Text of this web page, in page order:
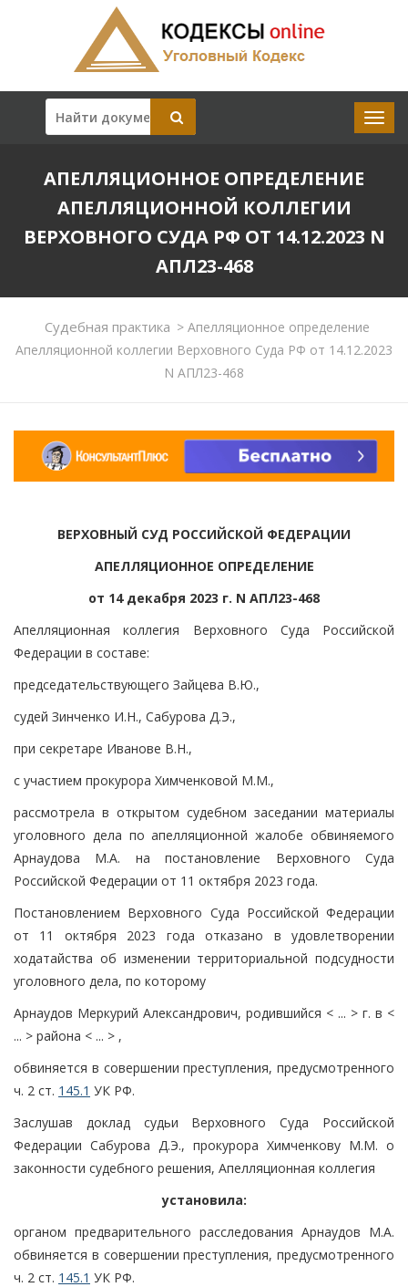
АПЕЛЛЯЦИОННОЕ ОПРЕДЕЛЕНИЕ
АПЕЛЛЯЦИОННОЙ КОЛЛЕГИИ
ВЕРХОВНОГО СУДА РФ ОТ 14.12.2023 N
АПЛ23-468
Судебная практика > Апелляционное определение
Апелляционной коллегии Верховного Суда РФ от 14.12.2023
N АПЛ23-468
ВЕРХОВНЫЙ СУД РОССИЙСКОЙ ФЕДЕРАЦИИ
АПЕЛЛЯЦИОННОЕ ОПРЕДЕЛЕНИЕ
от 14 декабря 2023 г. N АПЛ23-468
Апелляционная коллегия Верховного Суда Российской
Федерации в составе:
председательствующего Зайцева В.Ю.,
судей Зинченко И.Н., Сабурова Д.Э.,
при секретаре Иванове В.Н.,
с участием прокурора Химченковой М.М.,
рассмотрела в открытом судебном заседании материалы
уголовного дела по апелляционной жалобе обвиняемого
Арнаудова М.А. на постановление Верховного Суда
Российской Федерации от 11 октября 2023 года.
Постановлением Верховного Суда Российской Федерации
от 11 октября 2023 года отказано в удовлетворении
ходатайства об изменении территориальной подсудности
уголовного дела, по которому
Арнаудов Меркурий Александрович, родившийся < ... > г. в <
... > района < ... > ,
обвиняется в совершении преступления, предусмотренного
ч. 2 ст. 145.1 УК РФ.
Заслушав доклад судьи Верховного Суда Российской
Федерации Сабурова Д.Э., прокурора Химченкову М.М. о
законности судебного решения, Апелляционная коллегия
установила:
органом предварительного расследования Арнаудов М.А.
обвиняется в совершении преступления, предусмотренного
ч. 2 ст. 145.1 УК РФ.